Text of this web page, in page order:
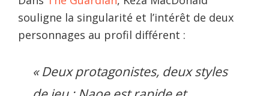
souligne la singularité et l’intérêt de deux
personnages au profil différent :
« Deux protagonistes, deux styles